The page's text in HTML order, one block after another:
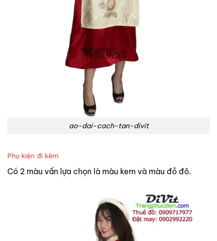
ao-dai-cach-tan-divit
Phụ kiện đi kèm
Có 2 màu vấn lựa chọn là màu kem và màu đỏ đô.